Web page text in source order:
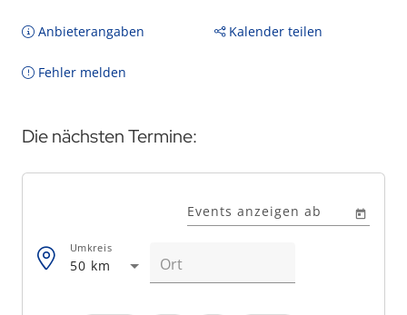
Anbieterangaben Kalender teilen
Fehler melden
Die nächsten Termine:
Events anzeigen ab
50 km
Umkreis